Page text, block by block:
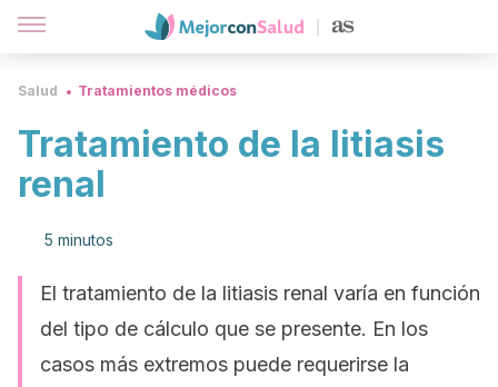
Salud Tratamientos médicos
Tratamiento de la litiasis
renal
5 minutos
El tratamiento de la litiasis renal varía en función
del tipo de cálculo que se presente. En los
casos más extremos puede requerirse la